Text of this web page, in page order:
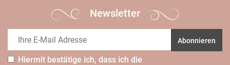
Newsletter
Abonnieren
Hiermit bestätige ich, dass ich die